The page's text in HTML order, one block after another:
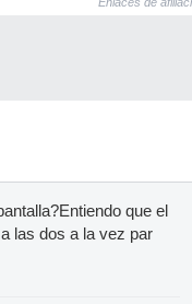
que el
las dos a la vez par